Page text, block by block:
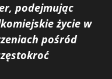
podejmując
życie w
pośród